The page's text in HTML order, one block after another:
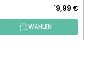
19,99 €
WÄHLEN